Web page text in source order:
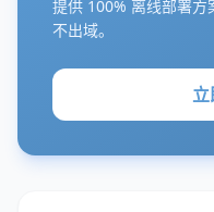
提供 100% 离线部署
不出域。